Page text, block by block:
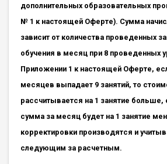
дополнительных образовательных
№ 1 к настоящей Оферте). Сумма
зависит от количества проведенных
обучения в месяц при 8 проведенных
Приложении 1 к настоящей Оферте,
месяцев выпадает 9 занятий, то
рассчитывается на 1 занятие больше,
сумма за месяц будет на 1 занятие
корректировки производятся и
следующим за расчетным.